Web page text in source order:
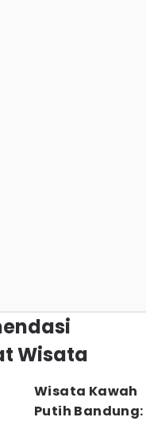
Wisata
Wisata Kawah
Putih Bandung: